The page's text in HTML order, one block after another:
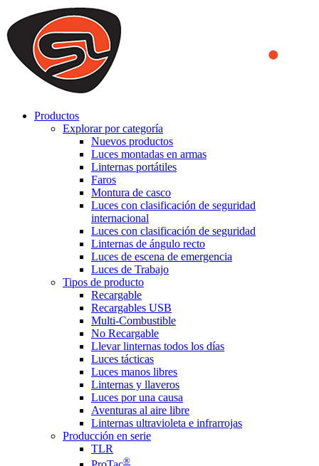
We use cookies to ensure that we provide you the best experience
on our website. By continuing to browse this website, you accept
that cookies are used to help us analyze how the website is used and
to offer you a better experience. To learn more or to find out how
you can disable cookies, you can access our
Productos
Explorar por categoría
Nuevos productos
Luces montadas en armas
Linternas portátiles
Faros
Montura de casco
Luces con clasificación de seguridad
internacional
Luces con clasificación de seguridad
Linternas de ángulo recto
Luces de escena de emergencia
Luces de Trabajo
Tipos de producto
Recargable
Recargables USB
Multi-Combustible
No Recargable
Llevar linternas todos los días
Luces tácticas
Luces manos libres
Linternas y llaveros
Luces por una causa
Aventuras al aire libre
Linternas ultravioleta e infrarrojas
Producción en serie
TLR
®